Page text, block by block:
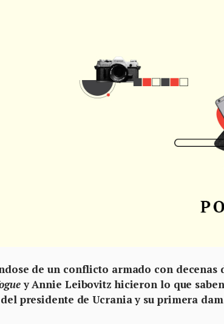
de un conflicto armado con
y Annie Leibovitz hicieron lo que
presidente de Ucrania y su primera